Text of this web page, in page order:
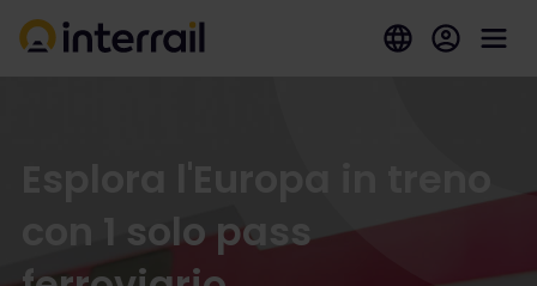
con 1 solo pass